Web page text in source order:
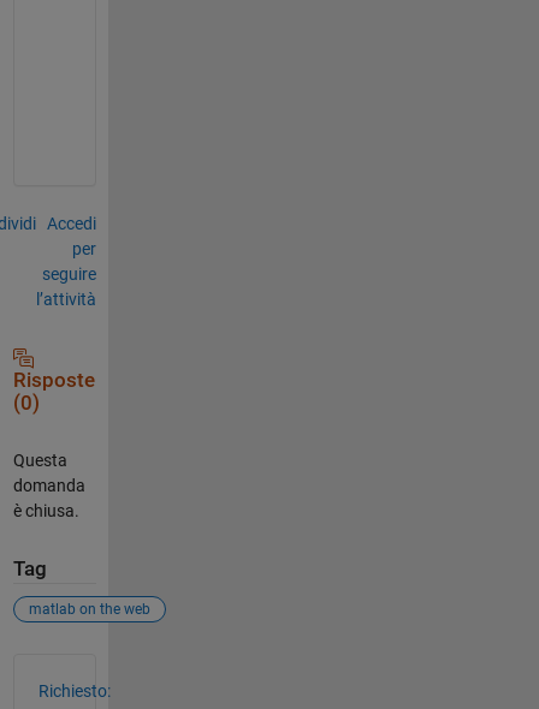
Accedi
per
seguire
l’attività
Risposte
(0)
Questa
domanda
è chiusa.
Tag
matlab on the web
Richiesto: